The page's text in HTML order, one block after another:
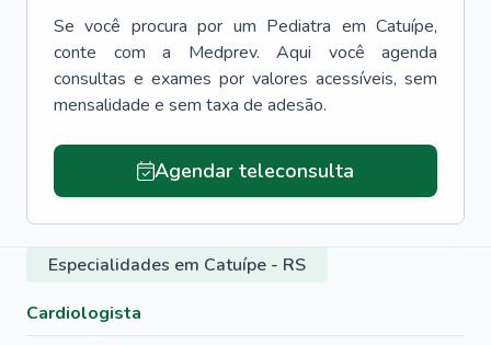
Se você procura por um Pediatra em Catuípe,
conte com a Medprev. Aqui você agenda
consultas e exames por valores acessíveis, sem
mensalidade e sem taxa de adesão.
Agendar teleconsulta
Especialidades em Catuípe - RS
Cardiologista